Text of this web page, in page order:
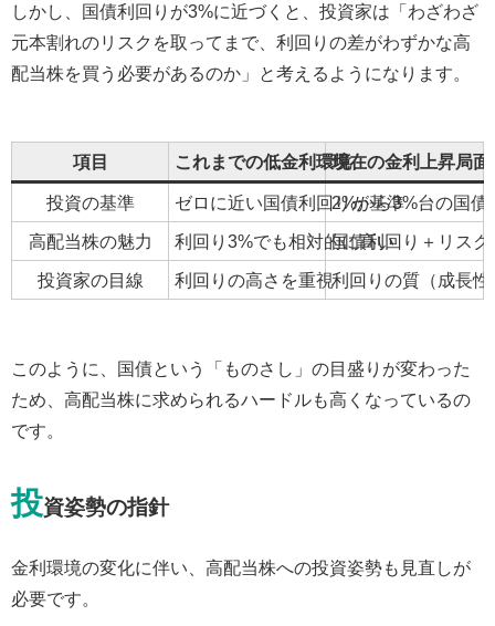
しかし、国債利回りが3%に近づくと、投資家は「わざわざ
元本割れのリスクを取ってまで、利回りの差がわずかな高
配当株を買う必要があるのか」と考えるようになります。
項目 これまでの低金利環境現在の金利上昇局面
投資の基準 ゼロに近い国債利回りが基準
2%から3%台の国
高配当株の魅力 利回り3%でも相対的に高い国債利回り＋リス
投資家の目線 利回りの高さを重視利回りの質（成長
このように、国債という「ものさし」の目盛りが変わった
ため、高配当株に求められるハードルも高くなっているの
です。
投資姿勢の指針
金利環境の変化に伴い、高配当株への投資姿勢も見直しが
必要です。